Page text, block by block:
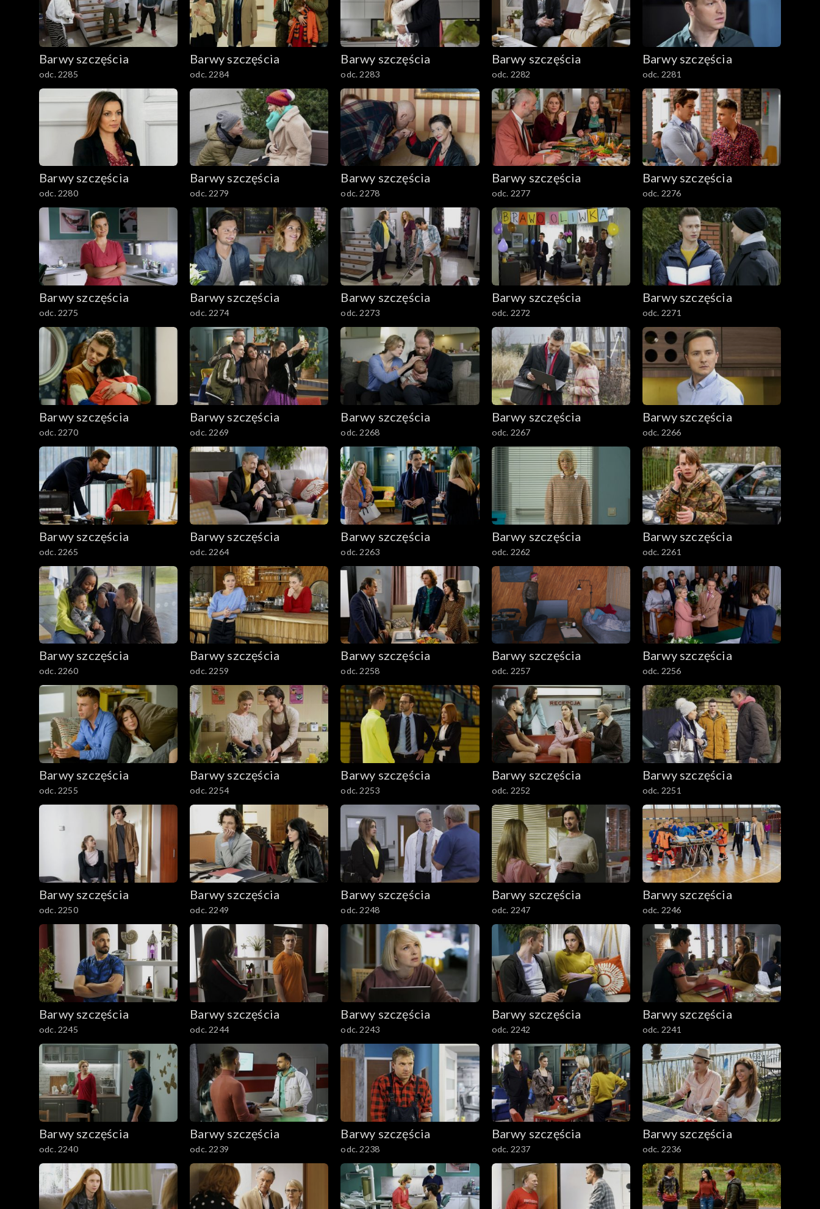
2001–2100
1901–2000
1801–1900
1701–1800
1601–1700
1501–1600
1401–1500
1301–1400
1201–1300
1101–1200
1001–1100
901–1000
801–900
782–800
Barwy szczęścia
odc. 2285
Barwy szczęścia
odc. 2284
Barwy szczęścia
odc. 2283
Barwy szczęścia
odc. 2282
Barwy szczęścia
odc. 2281
Barwy szczęścia
odc. 2280
Barwy szczęścia
odc. 2279
Barwy szczęścia
odc. 2278
Barwy szczęścia
odc. 2277
Barwy szczęścia
odc. 2276
Barwy szczęścia
odc. 2275
Barwy szczęścia
odc. 2274
Barwy szczęścia
odc. 2273
Barwy szczęścia
odc. 2272
Barwy szczęścia
odc. 2271
Barwy szczęścia
odc. 2270
Barwy szczęścia
odc. 2269
Barwy szczęścia
odc. 2268
Barwy szczęścia
odc. 2267
Barwy szczęścia
odc. 2266
Barwy szczęścia
odc. 2265
Barwy szczęścia
odc. 2264
Barwy szczęścia
odc. 2263
Barwy szczęścia
odc. 2262
Barwy szczęścia
odc. 2261
Barwy szczęścia
odc. 2260
Barwy szczęścia
odc. 2259
Barwy szczęścia
odc. 2258
Barwy szczęścia
odc. 2257
Barwy szczęścia
odc. 2256
Barwy szczęścia
odc. 2255
Barwy szczęścia
odc. 2254
Barwy szczęścia
odc. 2253
Barwy szczęścia
odc. 2252
Barwy szczęścia
odc. 2251
Barwy szczęścia
odc. 2250
Barwy szczęścia
odc. 2249
Barwy szczęścia
odc. 2248
Barwy szczęścia
odc. 2247
Barwy szczęścia
odc. 2246
Barwy szczęścia
odc. 2245
Barwy szczęścia
odc. 2244
Barwy szczęścia
odc. 2243
Barwy szczęścia
odc. 2242
Barwy szczęścia
odc. 2241
Barwy szczęścia
odc. 2240
Barwy szczęścia
odc. 2239
Barwy szczęścia
odc. 2238
Barwy szczęścia
odc. 2237
Barwy szczęścia
odc. 2236